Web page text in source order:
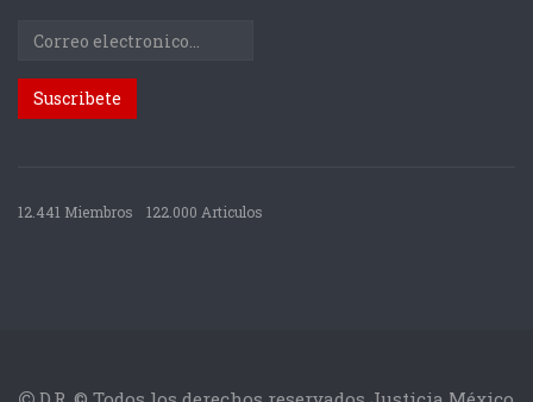
12.441 Miembros 122.000 Articulos